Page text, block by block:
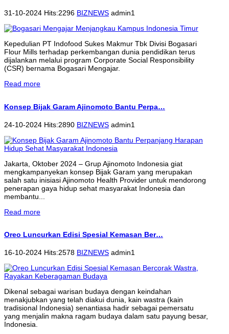
31-10-2024 Hits:2296 BIZNEWS admin1
Kepedulian PT Indofood Sukes Makmur Tbk Divisi Bogasari
Flour Mills terhadap perkembangan dunia pendidikan terus
dijalankan melalui program Corporate Social Responsibility
(CSR) bernama Bogasari Mengajar.
Read more
Konsep Bijak Garam Ajinomoto Bantu Perpa…
24-10-2024 Hits:2890 BIZNEWS admin1
Jakarta, Oktober 2024 – Grup Ajinomoto Indonesia giat
mengkampanyekan konsep Bijak Garam yang merupakan
salah satu inisiasi Ajinomoto Health Provider untuk mendorong
penerapan gaya hidup sehat masyarakat Indonesia dan
membantu...
Read more
Oreo Luncurkan Edisi Spesial Kemasan Ber…
16-10-2024 Hits:2578 BIZNEWS admin1
Dikenal sebagai warisan budaya dengan keindahan
menakjubkan yang telah diakui dunia, kain wastra (kain
tradisional Indonesia) senantiasa hadir sebagai pemersatu
yang menjalin makna ragam budaya dalam satu payung besar,
Indonesia.